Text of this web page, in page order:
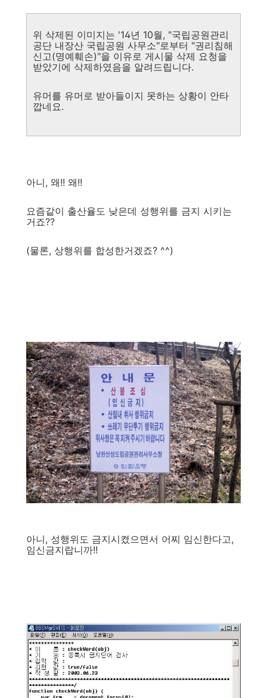
위 삭제된 이미지는 '14년 10월, "국립공원관리
공단 내장산 국립공원 사무소"로부터 "권리침해
신고(명예훼손)"을 이유로 게시물 삭제 요청을
받았기에 삭제하였음을 알려드립니다.
유머를 유머로 받아들이지 못하는 상황이 안타
깝네요.
아니, 왜!! 왜!!
요즘같이 출산율도 낮은데 성행위를 금지 시키는
거죠??
(물론, 상행위를 합성한거겠죠? ^^)
아니, 성행위도 금지시켰으면서 어찌 임신한다고,
임신금지랍니까!!